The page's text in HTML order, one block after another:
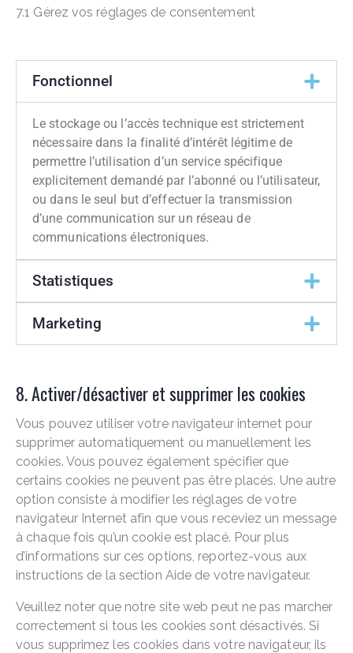
7.1 Gérez vos réglages de consentement
Fonctionnel
Le stockage ou l’accès technique est strictement
nécessaire dans la finalité d’intérêt légitime de
permettre l’utilisation d’un service spécifique
explicitement demandé par l’abonné ou l’utilisateur,
ou dans le seul but d’effectuer la transmission
d’une communication sur un réseau de
communications électroniques.
Statistiques
Marketing
8. Activer/désactiver et supprimer les cookies
Vous pouvez utiliser votre navigateur internet pour
supprimer automatiquement ou manuellement les
cookies. Vous pouvez également spécifier que
certains cookies ne peuvent pas être placés. Une autre
option consiste à modifier les réglages de votre
navigateur Internet afin que vous receviez un message
à chaque fois qu’un cookie est placé. Pour plus
d’informations sur ces options, reportez-vous aux
instructions de la section Aide de votre navigateur.
Veuillez noter que notre site web peut ne pas marcher
correctement si tous les cookies sont désactivés. Si
vous supprimez les cookies dans votre navigateur, ils